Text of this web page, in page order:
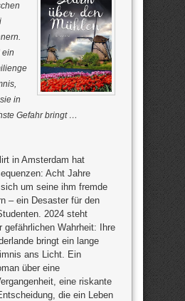
ein
in
Gefahr bringt …
in Amsterdam hat
Acht Jahre
um seine ihm fremde
– ein Desaster für den
2024 steht
gefährlichen Wahrheit: Ihre
bringt ein lange
ans Licht. Ein
über eine
eine riskante
die ein Leben